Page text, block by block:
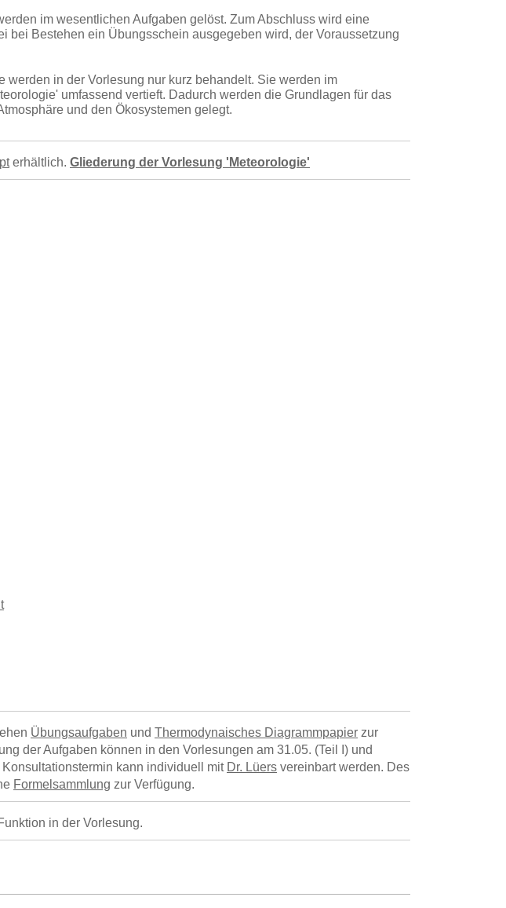
im wesentlichen Aufgaben gelöst. Zum Abschluss wird eine
bei Bestehen ein Übungsschein ausgegeben wird, der Voraussetzung
in der Vorlesung nur kurz behandelt. Sie werden im
umfassend vertieft. Dadurch werden die Grundlagen für das
und den Ökosystemen gelegt.
erhältlich. Gliederung der Vorlesung 'Meteorologie'
Übungsaufgaben und Thermodynaisches Diagrammpapier zur
der Aufgaben können in den Vorlesungen am 31.05. (Teil I) und
kann individuell mit Dr. Lüers vereinbart werden. Des
Formelsammlung zur Verfügung.
in der Vorlesung.